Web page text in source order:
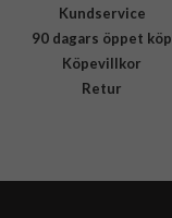
Kundservice
90 dagars öppet köp
Köpevillkor
Retur